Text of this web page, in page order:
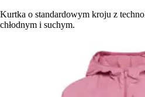
Kurtka o standardowym kroju z
chłodnym i suchym.